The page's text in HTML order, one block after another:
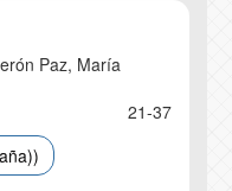
Paz, María
21-37